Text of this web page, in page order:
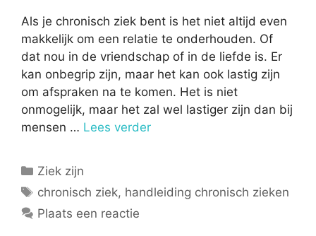
Als je chronisch ziek bent is het niet altijd even
makkelijk om een relatie te onderhouden. Of
dat nou in de vriendschap of in de liefde is. Er
kan onbegrip zijn, maar het kan ook lastig zijn
om afspraken na te komen. Het is niet
onmogelijk, maar het zal wel lastiger zijn dan bij
mensen … Lees verder
Categorieën
Ziek zijn
Tags
chronisch ziek, handleiding chronisch zieken
Plaats een reactie